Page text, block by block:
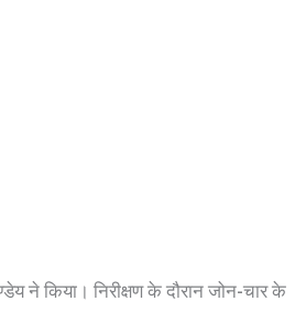
ने किया। निरीक्षण के दौरान जोन-चार के